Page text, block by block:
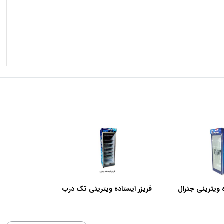
ویترینی جنرال
فریزر ایستاده ویترینی تک درب
عرض 70 سانتی متر